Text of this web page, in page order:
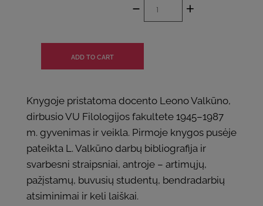
- +
Knygoje pristatoma docento Leono Valkūno,
dirbusio VU Filologijos fakultete 1945–1987
m. gyvenimas ir veikla. Pirmoje knygos pusėje
pateikta L. Valkūno darbų bibliografija ir
svarbesni straipsniai, antroje – artimųjų,
pažįstamų, buvusių studentų, bendradarbių
atsiminimai ir keli laiškai.